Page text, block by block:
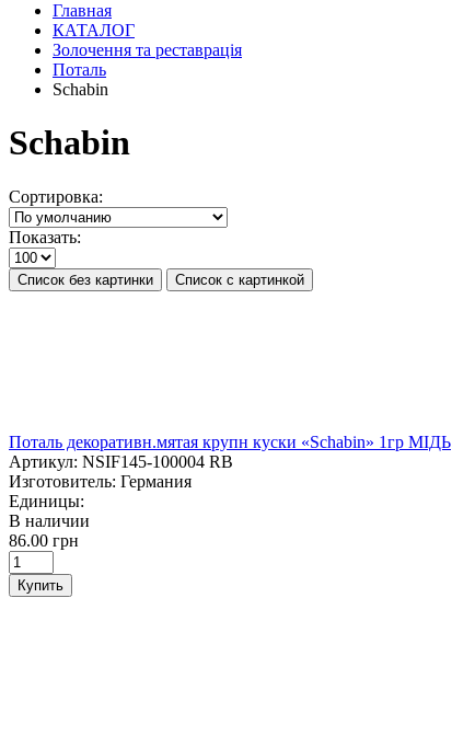
Главная
КАТАЛОГ
Золочення та реставрація
Поталь
Schabin
Schabin
Сортировка:
Показать:
Список без картинки Список с картинкой
Поталь декоративн.мятая крупн куски «Schabin» 1гр МІДЬ
Артикул: NSIF145-100004 RB
Изготовитель: Германия
Единицы:
В наличии
86.00 грн
Купить